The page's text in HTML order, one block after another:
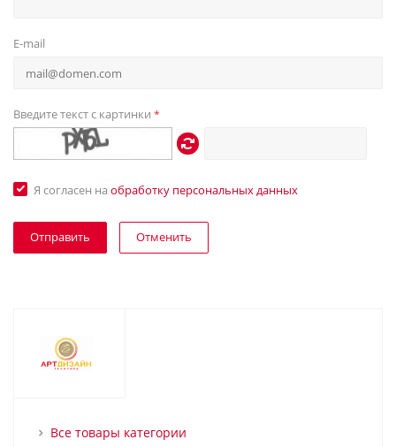
E-mail
Введите текст с картинки *
Я согласен на обработку персональных данных
Отменить
Все товары категории